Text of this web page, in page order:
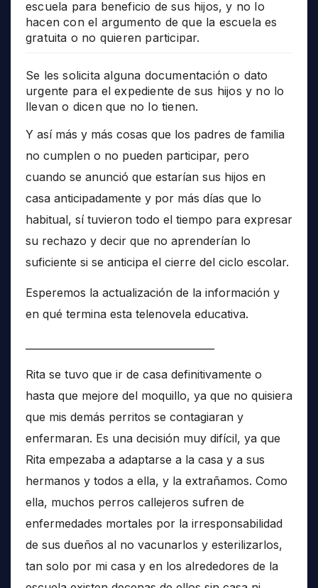
escuela para beneficio de sus hijos, y no lo
hacen con el argumento de que la escuela es
gratuita o no quieren participar.
Se les solicita alguna documentación o dato
urgente para el expediente de sus hijos y no lo
llevan o dicen que no lo tienen.
Y así más y más cosas que los padres de familia
no cumplen o no pueden participar, pero
cuando se anunció que estarían sus hijos en
casa anticipadamente y por más días que lo
habitual, sí tuvieron todo el tiempo para expresar
su rechazo y decir que no aprenderían lo
suficiente si se anticipa el cierre del ciclo escolar.
Esperemos la actualización de la información y
en qué termina esta telenovela educativa.
Rita se tuvo que ir de casa definitivamente o
hasta que mejore del moquillo, ya que no quisiera
que mis demás perritos se contagiaran y
enfermaran. Es una decisión muy difícil, ya que
Rita empezaba a adaptarse a la casa y a sus
hermanos y todos a ella, y la extrañamos. Como
ella, muchos perros callejeros sufren de
enfermedades mortales por la irresponsabilidad
de sus dueños al no vacunarlos y esterilizarlos,
tan solo por mi casa y en los alrededores de la